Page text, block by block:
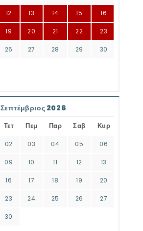
12 13 14 15 16
19 20 21 22 23
26 27 28 29 30
Σεπτέμβριος 2026
Τετ Πεμ Παρ Σαβ Κυρ
02 03 04 05 06
09 10 11 12 13
16 17 18 19 20
23 24 25 26 27
30